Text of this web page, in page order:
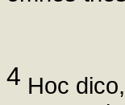
4 Hoc